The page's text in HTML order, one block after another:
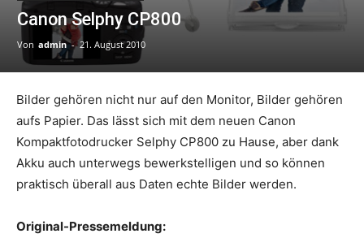
Canon Selphy CP800
Von admin - 21. August 2010
Bilder gehören nicht nur auf den Monitor, Bilder gehören
aufs Papier. Das lässt sich mit dem neuen Canon
Kompaktfotodrucker Selphy CP800 zu Hause, aber dank
Akku auch unterwegs bewerkstelligen und so können
praktisch überall aus Daten echte Bilder werden.
Original-Pressemeldung: